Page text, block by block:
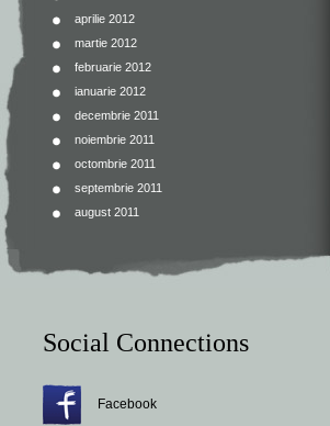
aprilie 2012
martie 2012
februarie 2012
ianuarie 2012
decembrie 2011
noiembrie 2011
octombrie 2011
septembrie 2011
august 2011
Social Connections
Facebook